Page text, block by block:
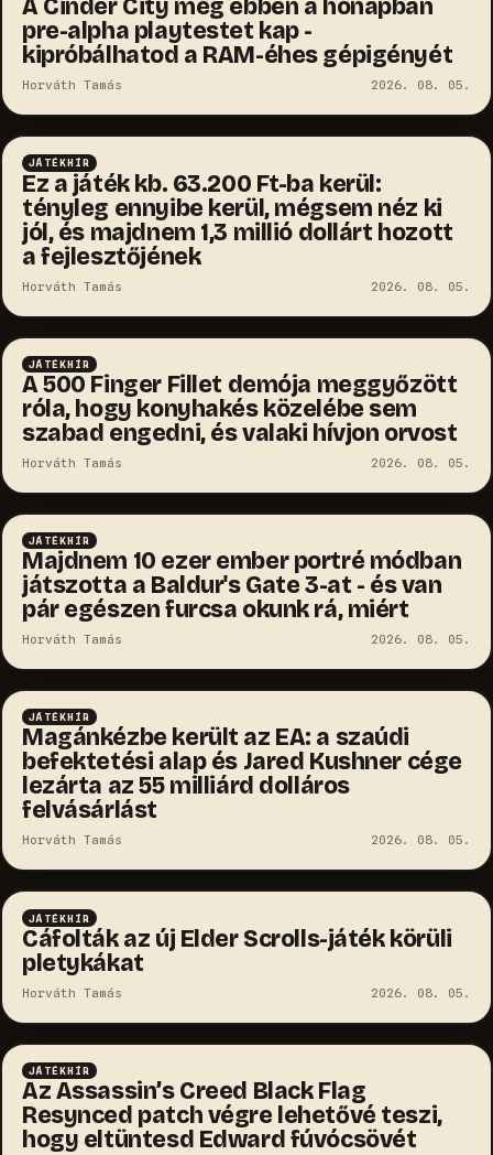
A Cinder City még ebben a hónapban
pre-alpha playtestet kap -
kipróbálhatod a RAM-éhes gépigényét
Horváth Tamás 2026. 08. 05.
JÁTÉKHÍR
Ez a játék kb. 63.200 Ft-ba kerül:
tényleg ennyibe kerül, mégsem néz ki
jól, és majdnem 1,3 millió dollárt hozott
a fejlesztőjének
Horváth Tamás 2026. 08. 05.
JÁTÉKHÍR
A 500 Finger Fillet demója meggyőzött
róla, hogy konyhakés közelébe sem
szabad engedni, és valaki hívjon orvost
Horváth Tamás 2026. 08. 05.
JÁTÉKHÍR
Majdnem 10 ezer ember portré módban
játszotta a Baldur's Gate 3-at - és van
pár egészen furcsa okunk rá, miért
Horváth Tamás 2026. 08. 05.
JÁTÉKHÍR
Magánkézbe került az EA: a szaúdi
befektetési alap és Jared Kushner cége
lezárta az 55 milliárd dolláros
felvásárlást
Horváth Tamás 2026. 08. 05.
JÁTÉKHÍR
Cáfolták az új Elder Scrolls-játék körüli
pletykákat
Horváth Tamás 2026. 08. 05.
JÁTÉKHÍR
Az Assassin’s Creed Black Flag
Resynced patch végre lehetővé teszi,
hogy eltüntesd Edward fúvócsövét